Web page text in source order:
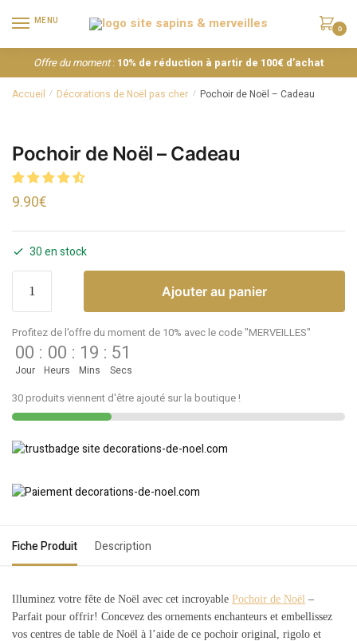
MENU
0
Offre du moment: 10% de réduction à partir de 100€ d’achat
Accueil / Décorations de Noël pas cher / Pochoir de Noël – Cadeau
Pochoir de Noël – Cadeau
9.90€
30 en stock
Ajouter au panier
Profitez de l'offre du moment de 10% avec le code "MERVEILLES"
00
Jour
: 00
Heurs
: 19
Mins
: 51
Secs
30 produits viennent d'être ajouté sur la boutique !
Fiche Produit Description
Illuminez votre fête de Noël avec cet incroyable Pochoir de Noël –
Parfait pour offrir! Concevez des ornements enchanteurs et embellissez
vos centres de table de Noël à l’aide de ce pochoir original, rigolo et